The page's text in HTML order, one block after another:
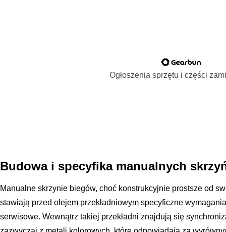
Ogłoszenia sprzętu i części
Budowa i specyfika manualnych
Manualne skrzynie biegów, choć konstrukcyjnie prostsze od
stawiają przed olejem przekładniowym specyficzne
serwisowe. Wewnątrz takiej przekładni znajdują się